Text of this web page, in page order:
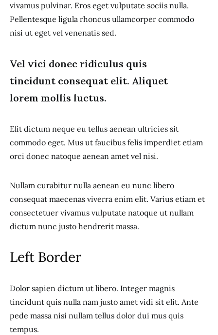
vivamus pulvinar. Eros eget vulputate sociis nulla.
Pellentesque ligula rhoncus ullamcorper commodo
nisi ut eget vel venenatis sed.
Vel vici donec ridiculus quis
tincidunt consequat elit. Aliquet
lorem mollis luctus.
Elit dictum neque eu tellus aenean ultricies sit
commodo eget. Mus ut faucibus felis imperdiet etiam
orci donec natoque aenean amet vel nisi.
Nullam curabitur nulla aenean eu nunc libero
consequat maecenas viverra enim elit. Varius etiam et
consectetuer vivamus vulputate natoque ut nullam
dictum nunc justo hendrerit massa.
Left Border
Dolor sapien dictum ut libero. Integer magnis
tincidunt quis nulla nam justo amet vidi sit elit. Ante
pede massa nisi nullam tellus dolor dui mus quis
tempus.